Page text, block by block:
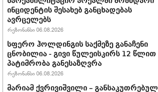
ინციდენტის შესახებ განცხადებას
ავრცელებს
რეზონანსი 06.08.2026
სფერო ჰოლდინგის საქმეზე განაჩენი
ცნობილია - გივი წულეისკირს 12 წლით
პატიმრობა განესაზღვრა
რეზონანსი 06.08.2026
მარიამ ქვრივიშვილი – განსაკუთრებულ